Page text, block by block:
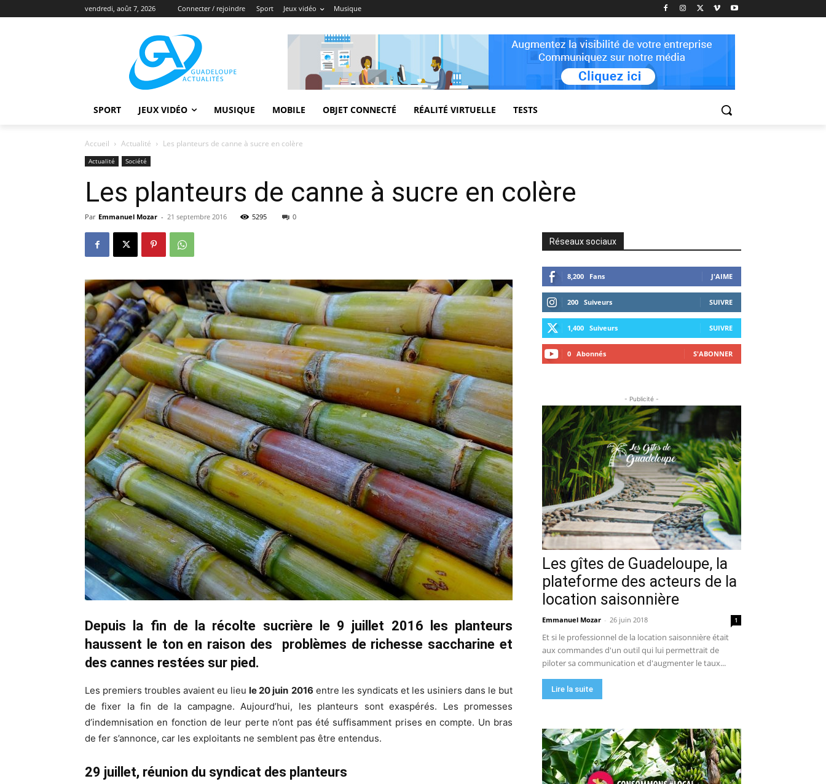
vendredi, août 7, 2026 Connecter / rejoindre Sport Jeux vidéo Musique
SPORT JEUX VIDÉO MUSIQUE MOBILE OBJET CONNECTÉ RÉALITÉ VIRTUELLE TESTS
Accueil Actualité Les planteurs de canne à sucre en colère
Actualité Société
Les planteurs de canne à sucre en colère
Par Emmanuel Mozar - 21 septembre 2016 5295 0
Depuis la fin de la récolte sucrière le 9 juillet 2016 les planteurs
haussent le ton en raison des problèmes de richesse saccharine et
des cannes restées sur pied.
Les premiers troubles avaient eu lieule 20 juin 2016 entre les syndicats et les usiniers dans le but
de fixer la fin de la campagne. Aujourd’hui, les planteurs sont exaspérés. Les promesses
d’indemnisation en fonction de leur perte n’ont pas été suffisamment prises en compte. Un bras
de fer s’annonce, car les exploitants ne semblent pas être entendus.
29 juillet, réunion du syndicat des planteurs
Réseaux sociaux
8,200 Fans J'AIME
200 Suiveurs SUIVRE
1,400 Suiveurs SUIVRE
0 Abonnés S'ABONNER
- Publicité -
Les gîtes de Guadeloupe, la
plateforme des acteurs de la
location saisonnière
Emmanuel Mozar - 26 juin 2018 1
Et si le professionnel de la location saisonnière était
aux commandes d'un outil qui lui permettrait de
piloter sa communication et d'augmenter le taux...
Lire la suite